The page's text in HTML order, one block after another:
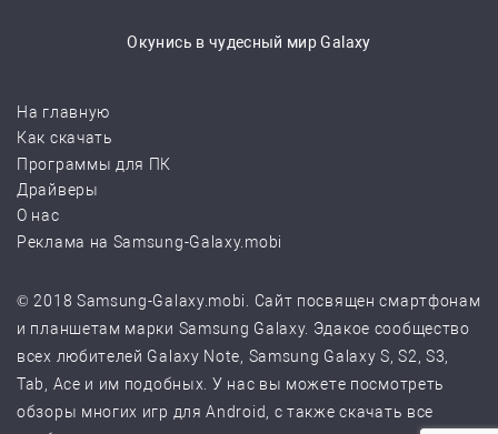
Окунись в чудесный мир Galaxy
На главную
Как скачать
Программы для ПК
Драйверы
О нас
Реклама на Samsung-Galaxy.mobi
© 2018 Samsung-Galaxy.mobi. Сайт посвящен смартфонам
и планшетам марки Samsung Galaxy. Эдакое сообщество
всех любителей Galaxy Note, Samsung Galaxy S, S2, S3,
Tab, Ace и им подобных. У нас вы можете посмотреть
обзоры многих игр для Android, с также скачать все